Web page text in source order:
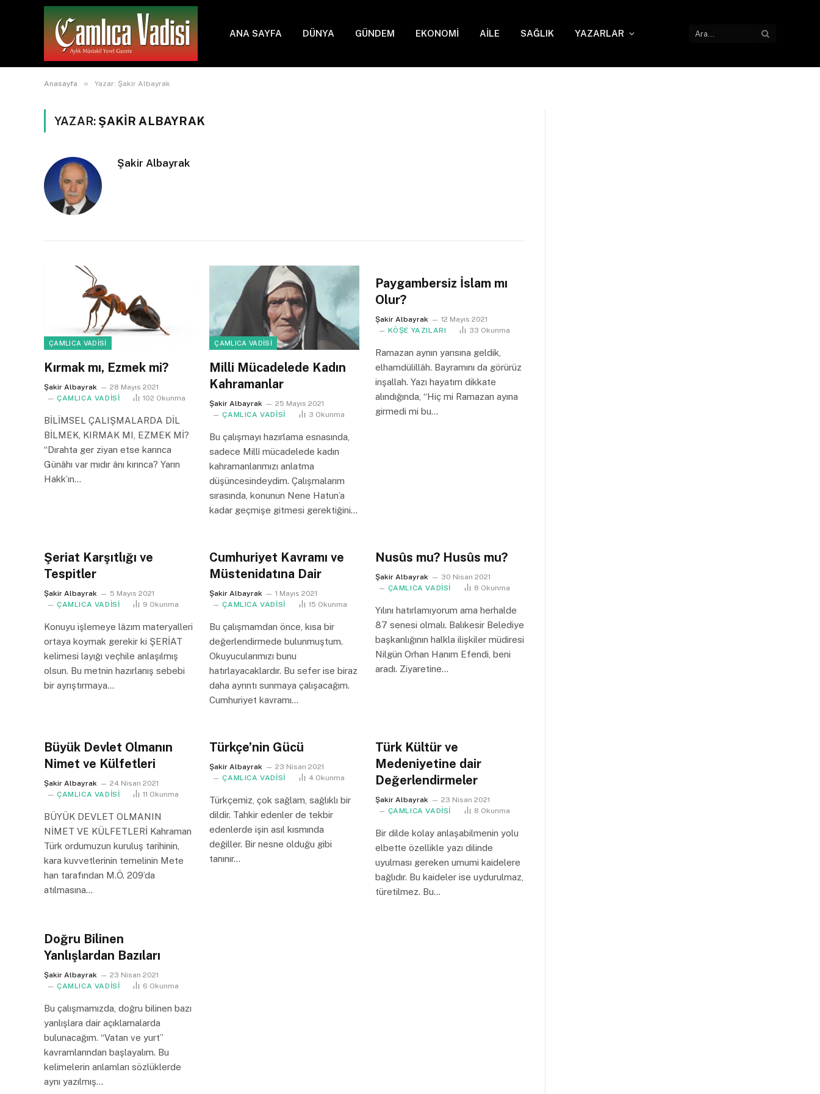
ANA SAYFA DÜNYA GÜNDEM EKONOMİ AİLE SAĞLIK YAZARLAR
Anasayfa » Yazar: Şakir Albayrak
YAZAR: ŞAKIR ALBAYRAK
Şakir Albayrak
ÇAMLICA VADİSİ
Kırmak mı, Ezmek mi?
Şakir Albayrak
28 Mayıs 2021
ÇAMLICA VADİSİ
102 Okunma
BİLİMSEL ÇALIŞMALARDA DİL
BİLMEK, KIRMAK MI, EZMEK Mİ?
“Dırahta ger ziyan etse karınca
Günâhı var mıdır ânı kırınca? Yarın
Hakk’ın…
ÇAMLICA VADİSİ
Milli Mücadelede Kadın
Kahramanlar
Şakir Albayrak
25 Mayıs 2021
ÇAMLICA VADİSİ
3 Okunma
Bu çalışmayı hazırlama esnasında,
sadece Millî mücadelede kadın
kahramanlarımızı anlatma
düşüncesindeydim. Çalışmalarım
sırasında, konunun Nene Hatun’a
kadar geçmişe gitmesi gerektiğini…
Paygambersiz İslam mı
Olur?
Şakir Albayrak
12 Mayıs 2021
KÖŞE YAZILARI
33 Okunma
Ramazan aynın yarısına geldik,
elhamdülillâh. Bayramını da görürüz
inşallah. Yazı hayatım dikkate
alındığında, “Hiç mi Ramazan ayına
girmedi mi bu…
Şeriat Karşıtlığı ve
Tespitler
Şakir Albayrak
5 Mayıs 2021
ÇAMLICA VADİSİ
9 Okunma
Konuyu işlemeye lâzım materyalleri
ortaya koymak gerekir ki ŞERİAT
kelimesi layığı veçhile anlaşılmış
olsun. Bu metnin hazırlanış sebebi
bir ayrıştırmaya…
Cumhuriyet Kavramı ve
Müstenidatına Dair
Şakir Albayrak
1 Mayıs 2021
ÇAMLICA VADİSİ
15 Okunma
Bu çalışmamdan önce, kısa bir
değerlendirmede bulunmuştum.
Okuyucularımızı bunu
hatırlayacaklardır. Bu sefer ise biraz
daha ayrıntı sunmaya çalışacağım.
Cumhuriyet kavramı…
Nusûs mu? Husûs mu?
Şakir Albayrak
30 Nisan 2021
ÇAMLICA VADİSİ
8 Okunma
Yılını hatırlamıyorum ama herhalde
87 senesi olmalı. Balıkesir Belediye
başkanlığının halkla ilişkiler müdiresi
Nilgün Orhan Hanım Efendi, beni
aradı. Ziyaretine…
Büyük Devlet Olmanın
Nimet ve Külfetleri
Şakir Albayrak
24 Nisan 2021
ÇAMLICA VADİSİ
11 Okunma
BÜYÜK DEVLET OLMANIN
NİMET VE KÜLFETLERİ Kahraman
Türk ordumuzun kuruluş tarihinin,
kara kuvvetlerinin temelinin Mete
han tarafından M.Ö. 209’da
atılmasına…
Türkçe’nin Gücü
Şakir Albayrak
23 Nisan 2021
ÇAMLICA VADİSİ
4 Okunma
Türkçemiz, çok sağlam, sağlıklı bir
dildir. Tahkir edenler de tekbir
edenlerde işin asıl kısmında
değiller. Bir nesne olduğu gibi
tanınır…
Türk Kültür ve
Medeniyetine dair
Değerlendirmeler
Şakir Albayrak
23 Nisan 2021
ÇAMLICA VADİSİ
8 Okunma
Bir dilde kolay anlaşabilmenin yolu
elbette özellikle yazı dilinde
uyulması gereken umumi kaidelere
bağlıdır. Bu kaideler ise uydurulmaz,
türetilmez. Bu…
Doğru Bilinen
Yanlışlardan Bazıları
Şakir Albayrak
23 Nisan 2021
ÇAMLICA VADİSİ
6 Okunma
Bu çalışmamızda, doğru bilinen bazı
yanlışlara dair açıklamalarda
bulunacağım. “Vatan ve yurt”
kavramlarından başlayalım. Bu
kelimelerin anlamları sözlüklerde
aynı yazılmış…